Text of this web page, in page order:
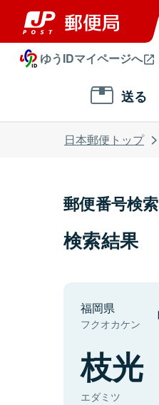
ゆうIDマイページへ
送る
日本郵便トップ
郵便番号検索
検索結果
福岡県
フクオカケン
枝光
エダミツ